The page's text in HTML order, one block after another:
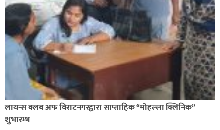
लायन्स क्लब अफ विराटनगरद्वारा साप्ताहिक “मोहल्ला क्लिनिक”
शुभारम्भ